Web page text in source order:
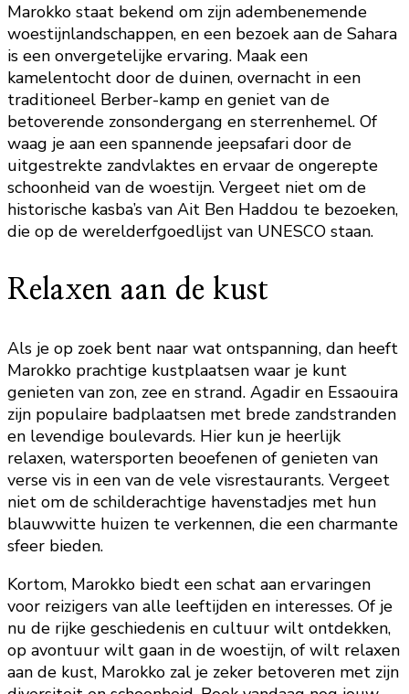
Marokko staat bekend om zijn adembenemende
woestijnlandschappen, en een bezoek aan de Sahara
is een onvergetelijke ervaring. Maak een
kamelentocht door de duinen, overnacht in een
traditioneel Berber-kamp en geniet van de
betoverende zonsondergang en sterrenhemel. Of
waag je aan een spannende jeepsafari door de
uitgestrekte zandvlaktes en ervaar de ongerepte
schoonheid van de woestijn. Vergeet niet om de
historische kasba’s van Ait Ben Haddou te bezoeken,
die op de werelderfgoedlijst van UNESCO staan.
Relaxen aan de kust
Als je op zoek bent naar wat ontspanning, dan heeft
Marokko prachtige kustplaatsen waar je kunt
genieten van zon, zee en strand. Agadir en Essaouira
zijn populaire badplaatsen met brede zandstranden
en levendige boulevards. Hier kun je heerlijk
relaxen, watersporten beoefenen of genieten van
verse vis in een van de vele visrestaurants. Vergeet
niet om de schilderachtige havenstadjes met hun
blauwwitte huizen te verkennen, die een charmante
sfeer bieden.
Kortom, Marokko biedt een schat aan ervaringen
voor reizigers van alle leeftijden en interesses. Of je
nu de rijke geschiedenis en cultuur wilt ontdekken,
op avontuur wilt gaan in de woestijn, of wilt relaxen
aan de kust, Marokko zal je zeker betoveren met zijn